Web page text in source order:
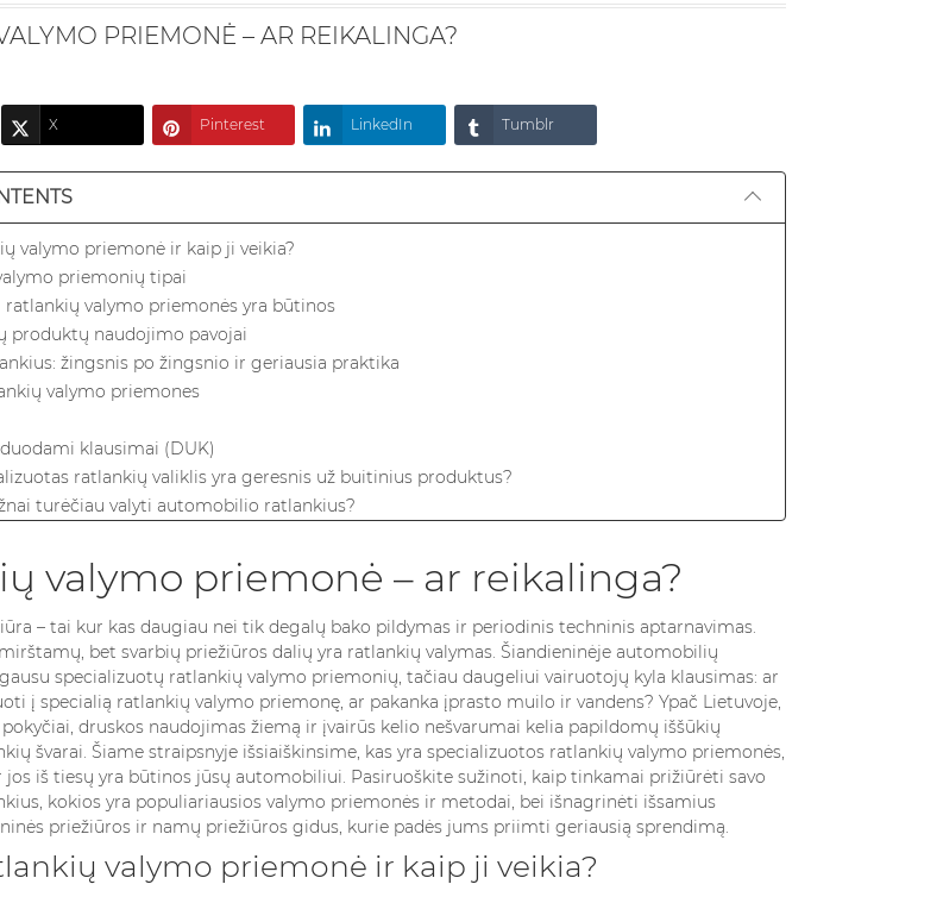
PRIEMONĖ – AR REIKALINGA?
X Pinterest LinkedIn Tumblr
valymo priemonė ir kaip ji veikia?
priemonių tipai
ratlankių valymo priemonės yra būtinos
produktų naudojimo pavojai
žingsnis po žingsnio ir geriausia praktika
valymo priemones
klausimai (DUK)
ratlankių valiklis yra geresnis už buitinius produktus?
turėčiau valyti automobilio ratlankius?
pavojai, jei reguliariai nevalau savo ratlankių?
DIY metodai jautriems ar premium klasės ratlankiams?
valymo priemonė – ar reikalinga?
– tai kur kas daugiau nei tik degalų bako pildymas ir periodinis techninis aptarnavimas.
bet svarbių priežiūros dalių yra ratlankių valymas. Šiandieninėje automobilių
specializuotų ratlankių valymo priemonių, tačiau daugeliui vairuotojų kyla klausimas: ar
į specialią ratlankių valymo priemonę, ar pakanka įprasto muilo ir vandens? Ypač Lietuvoje,
druskos naudojimas žiemą ir įvairūs kelio nešvarumai kelia papildomų iššūkių
švarai. Šiame straipsnyje išsiaiškinsime, kas yra specializuotos ratlankių valymo priemonės,
jos iš tiesų yra būtinos jūsų automobiliui. Pasiruoškite sužinoti, kaip tinkamai prižiūrėti savo
kokios yra populiariausios valymo priemonės ir metodai, bei išnagrinėti išsamius
priežiūros ir namų priežiūros gidus, kurie padės jums priimti geriausią sprendimą.
valymo priemonė ir kaip ji veikia?